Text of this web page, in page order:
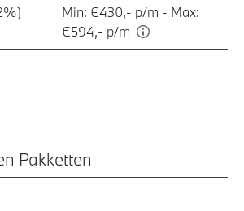
Min: €430,- p/m - Max:
€594,- p/m
Pakketten